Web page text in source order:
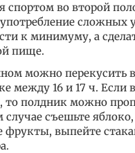
спортом во второй
сложных
к минимуму, а
пище.
можно перекусить в
между 16 и 17 ч. Если
то полдник можно
случае съешьте
фрукты, выпейте